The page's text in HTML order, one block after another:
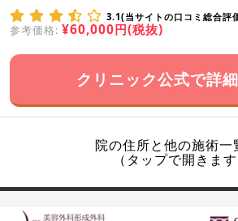
3.1(当サイトの口コミ総合評
参考価格: ¥60,000円(税抜)
クリニック公式で詳
院の住所と他の施術
（タップで開きます